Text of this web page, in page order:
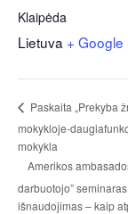
Klaipėda
Lietuva + Google
Paskaita „Prekyba
mokykloje-
mokykla
Amerikos
darbuotojo”
išnaudojimas – kaip